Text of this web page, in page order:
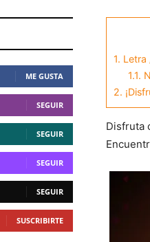
1. Letra
1.1.
2.
Disfruta
ME GUSTA
SEGUIR
SEGUIR
SEGUIR
SEGUIR
SUSCRIBIRTE